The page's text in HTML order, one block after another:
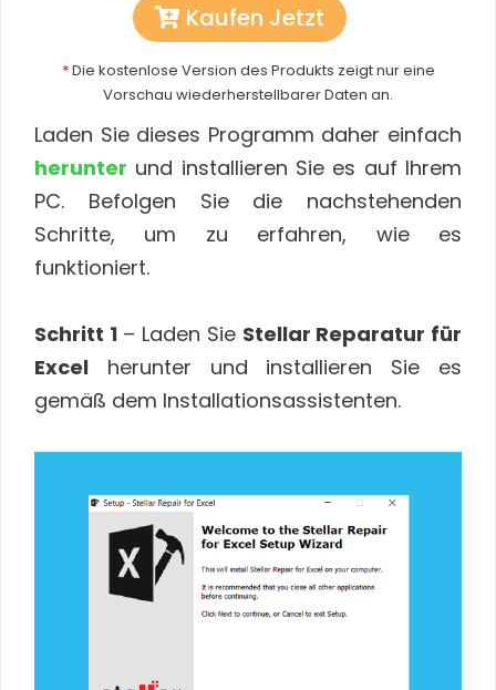
Kaufen Jetzt
*Die kostenlose Version des Produkts zeigt nur eine
Vorschau wiederherstellbarer Daten an.
Laden Sie dieses Programm daher einfach
herunter und installieren Sie es auf Ihrem
PC. Befolgen Sie die nachstehenden
Schritte, um zu erfahren, wie es
funktioniert.
Schritt 1– Laden Sie Stellar Reparatur für
Excel herunter und installieren Sie es
gemäß dem Installationsassistenten.